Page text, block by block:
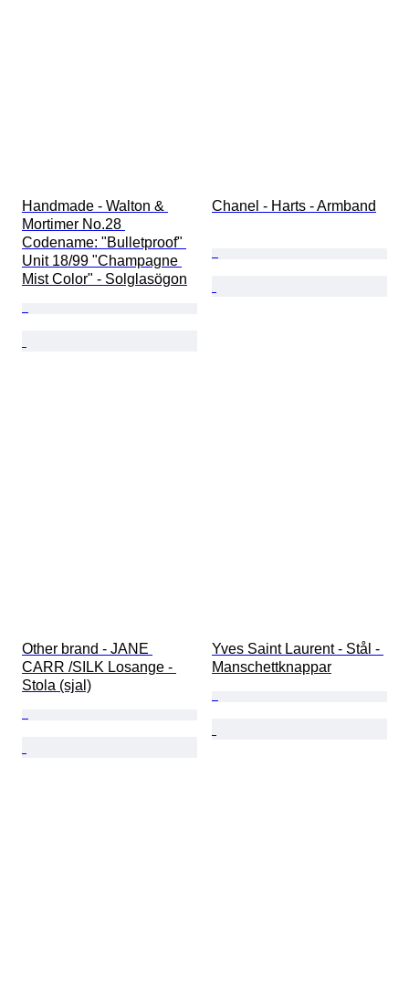
Handmade - Walton &
Mortimer No.28
Codename: "Bulletproof"
Unit 18/99 "Champagne
Mist Color" - Solglasögon
Chanel - Harts - Armband
Other brand - JANE
CARR /SILK Losange -
Stola (sjal)
Yves Saint Laurent - Stål -
Manschettknappar